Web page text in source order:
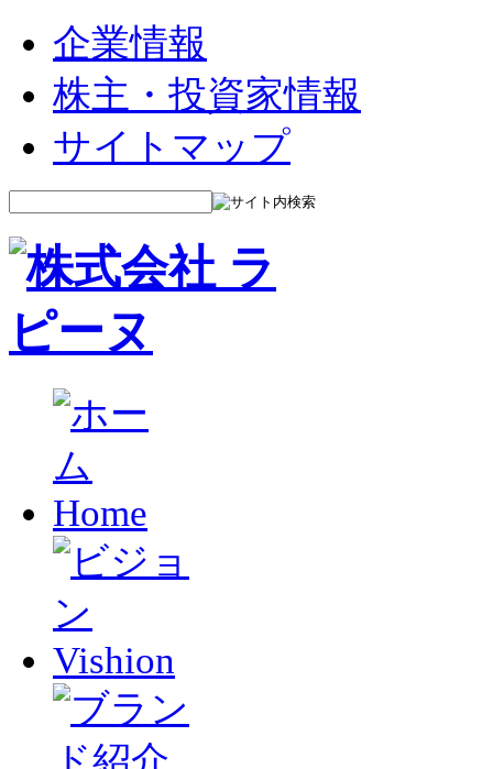
企業情報
株主・投資家情報
サイトマップ